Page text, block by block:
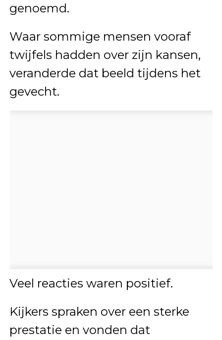
genoemd.
Waar sommige mensen vooraf
twijfels hadden over zijn kansen,
veranderde dat beeld tijdens het
gevecht.
Veel reacties waren positief.
Kijkers spraken over een sterke
prestatie en vonden dat